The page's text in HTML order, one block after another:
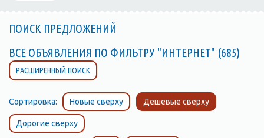
ПОИСК ПРЕДЛОЖЕНИЙ
ВСЕ ОБЪЯВЛЕНИЯ ПО ФИЛЬТРУ "ИНТЕРНЕТ" (685)
РАСШИРЕННЫЙ ПОИСК
Сортировка: Новые сверху Дешевые сверху
Дорогие сверху